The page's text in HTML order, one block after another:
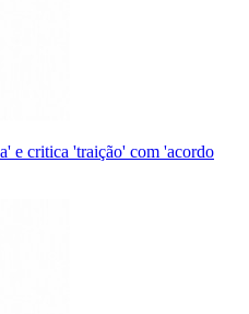
e critica 'traição' com 'acordo